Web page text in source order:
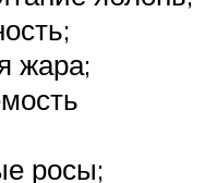
жара;
росы;